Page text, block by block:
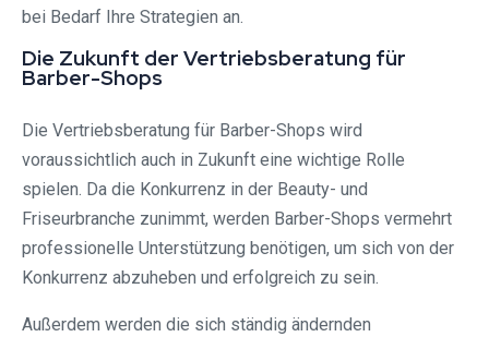
bei Bedarf Ihre Strategien an.
Die Zukunft der Vertriebsberatung für
Barber-Shops
Die Vertriebsberatung für Barber-Shops wird
voraussichtlich auch in Zukunft eine wichtige Rolle
spielen. Da die Konkurrenz in der Beauty- und
Friseurbranche zunimmt, werden Barber-Shops vermehrt
professionelle Unterstützung benötigen, um sich von der
Konkurrenz abzuheben und erfolgreich zu sein.
Außerdem werden die sich ständig ändernden